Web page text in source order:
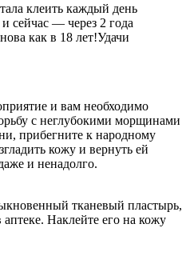
клеить каждый день
сейчас — через 2 года
как в 18 лет!Удачи
и вам необходимо
с неглубокими морщинами
прибегните к народному
кожу и вернуть ей
и ненадолго.
тканевый пластырь,
Наклейте его на кожу